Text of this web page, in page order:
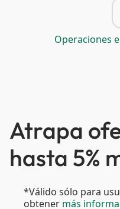
Operaciones
Atrapa
hasta 5%
*Válido sólo para
obtener más